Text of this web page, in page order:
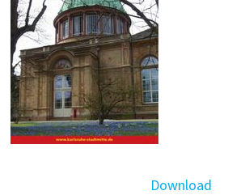
Download